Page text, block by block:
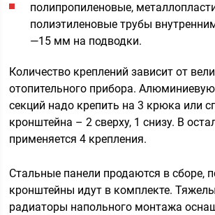
полипропиленовые,
полиэтиленовые трубы
—15 мм на подводки.
Количество креплений зависит от
отопительного прибора.
секций надо крепить на 3 крюка или
кронштейна – 2 сверху, 1 снизу. В
применяется 4 крепления.
Стальные панели продаются в сборе,
кронштейны идут в комплекте.
радиаторы напольного монтажа